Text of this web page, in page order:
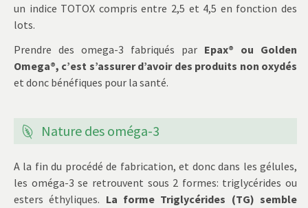
un indice TOTOX compris entre 2,5 et 4,5 en fonction des
lots.
Prendre des omega-3 fabriqués par Epax® ou Golden
Omega®, c’est s’assurer d’avoir des produits non oxydés
et donc bénéfiques pour la santé.
Nature des oméga-3
A la fin du procédé de fabrication, et donc dans les gélules,
les oméga-3 se retrouvent sous 2 formes: triglycérides ou
esters éthyliques. La forme Triglycérides (TG) semble